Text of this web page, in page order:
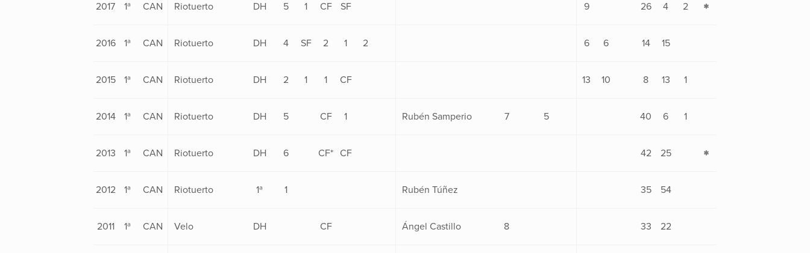
2017 1ª CAN Riotuerto DH 5 1 CF SF 9 26 4 2
2016 1ª CAN Riotuerto DH 4 SF 2 1 2 6 6 14 15
2015 1ª CAN Riotuerto DH 2 1 1 CF 13 10 8 13 1
2014 1ª CAN Riotuerto DH 5 CF 1 Rubén Samperio 7 5 40 6 1
2013 1ª CAN Riotuerto DH 6 CF* CF 42 25
2012 1ª CAN Riotuerto 1ª 1 Rubén Túñez 35 54
2011 1ª CAN Velo DH CF Ángel Castillo 8 33 22